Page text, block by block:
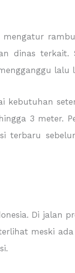
mengatur
dinas terkait.
lalu
kebutuhan
3 meter.
terbaru
Di jalan
meski ada